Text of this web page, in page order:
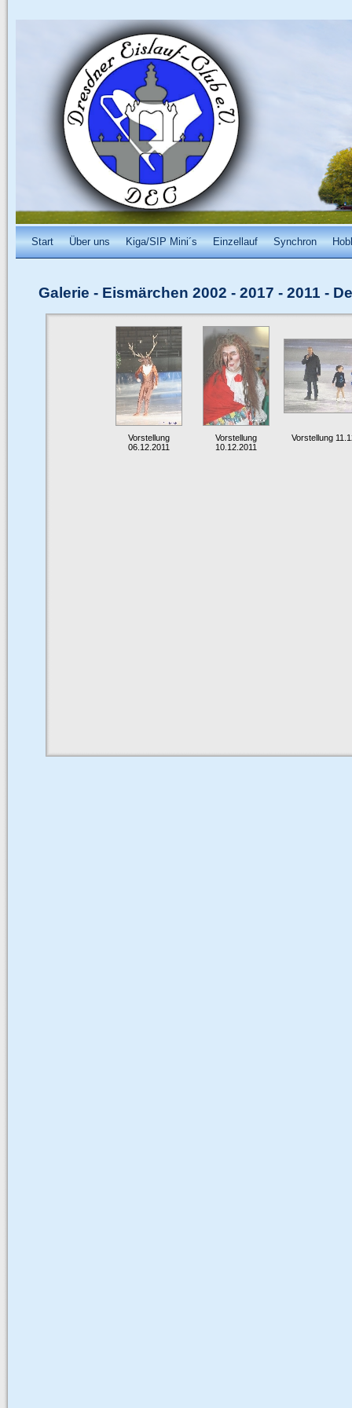
Start Über uns Kiga/SIP Mini´s Einzellauf Synchron
Galerie - Eismärchen 2002 - 2017 - 2011 -
Vorstellung
06.12.2011
Vorstellung
10.12.2011
Vorstellung